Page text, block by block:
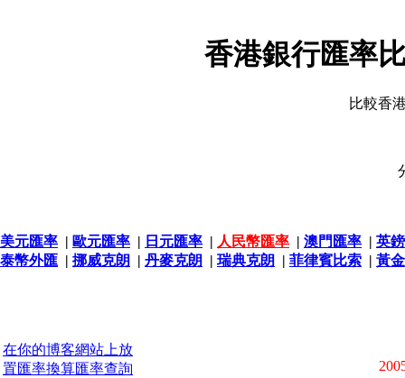
香港銀行匯率
比較香
美元匯率 | 歐元匯率 | 日元匯率 | 人民幣匯率 | 澳門匯率 | 英
泰幣外匯 | 挪威克朗 | 丹麥克朗 | 瑞典克朗 | 菲律賓比索 | 黃
在你的博客網站上放
置匯率換算匯率查詢